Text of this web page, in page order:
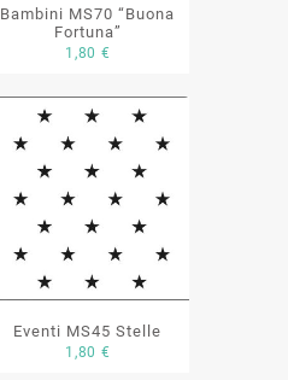
Bambini MS70 “Buona
Fortuna”
1,80 €
Eventi MS45 Stelle
1,80 €